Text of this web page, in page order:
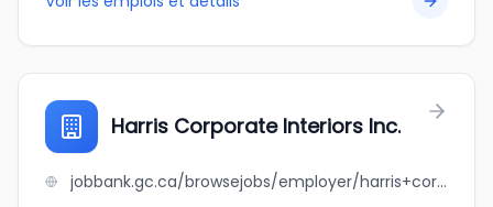
Harris Corporate Interiors Inc.
jobbank.gc.ca/browsejobs/employer/harris+corporate+interiors+inc./ca